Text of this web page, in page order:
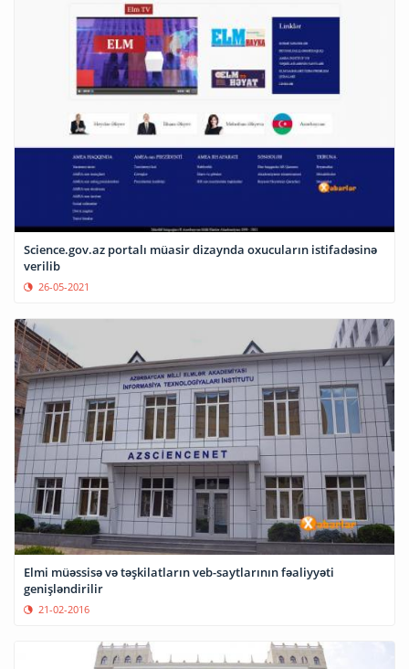
Science.gov.az portalı müasir dizaynda oxucuların istifadəsinə
verilib
26-05-2021
Elmi müəssisə və təşkilatların veb-saytlarının fəaliyyəti
genişləndirilir
21-02-2016